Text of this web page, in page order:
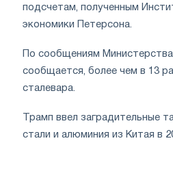
подсчетам, полученным
экономики Петерсона.
По сообщениям
сообщается, более чем в 13
сталевара.
Трамп ввел заградительные
стали и алюминия из Китая в